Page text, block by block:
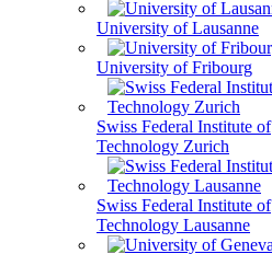
University of Lausanne
University of Fribourg
Swiss Federal Institute of
Technology Zurich
Swiss Federal Institute of
Technology Lausanne